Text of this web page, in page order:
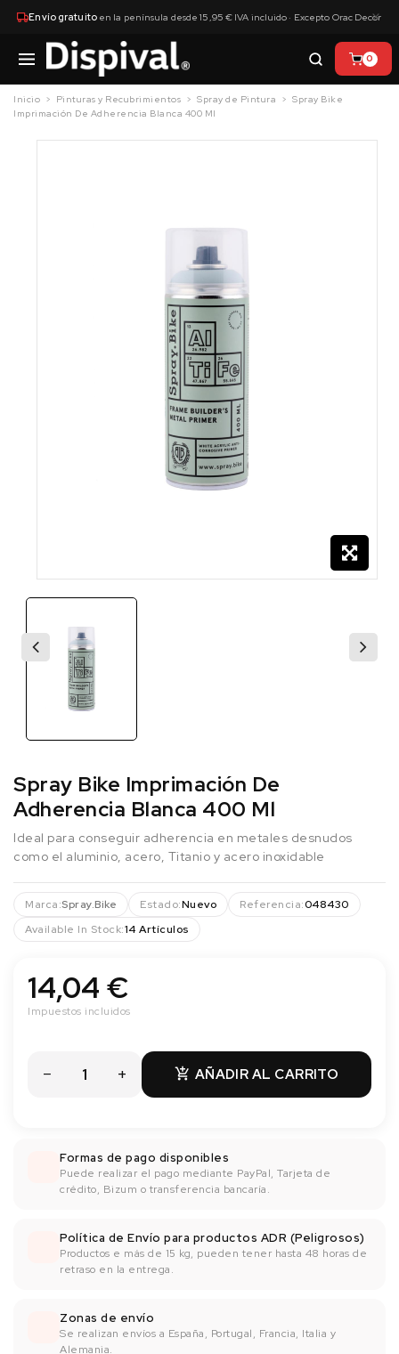
Envío gratuitoen la península desde 15,95 € IVA incluido · Excepto Orac Decor
×
0
Inicio Pinturas y Recubrimientos Spray de Pintura
Spray Bike
Imprimación De Adherencia Blanca 400 Ml
Spray Bike Imprimación De
Adherencia Blanca 400 Ml
Ideal para conseguir adherencia en metales desnudos
como el aluminio, acero, Titanio y acero inoxidable
Marca:Spray.Bike Estado:Nuevo Referencia:048430
Available In Stock:14 Artículos
14,04 €
Impuestos incluidos
 AÑADIR AL CARRITO
Formas de pago disponibles
Puede realizar el pago mediante PayPal, Tarjeta de
crédito, Bizum o transferencia bancaría.
Política de Envío para productos ADR (Peligrosos)
Productos e más de 15 kg, pueden tener hasta 48 horas de
retraso en la entrega.
Zonas de envío
Se realizan envíos a España, Portugal, Francia, Italia y
Alemania.